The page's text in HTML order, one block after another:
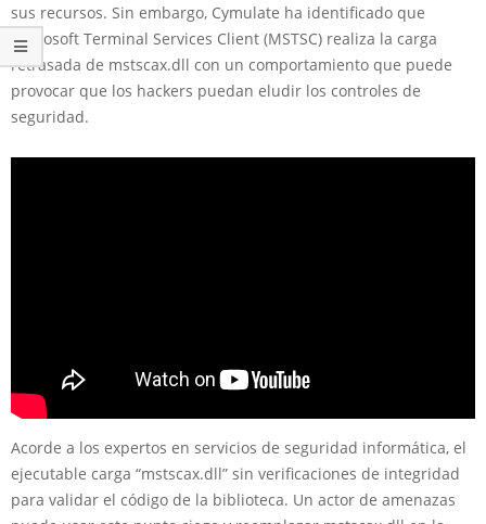
sus recursos. Sin embargo, Cymulate ha identificado que
Microsoft Terminal Services Client (MSTSC) realiza la carga
retrasada de mstscax.dll con un comportamiento que puede
provocar que los hackers puedan eludir los controles de
seguridad.
Acorde a los expertos en servicios de seguridad informática, el
ejecutable carga “mstscax.dll” sin verificaciones de integridad
para validar el código de la biblioteca. Un actor de amenazas